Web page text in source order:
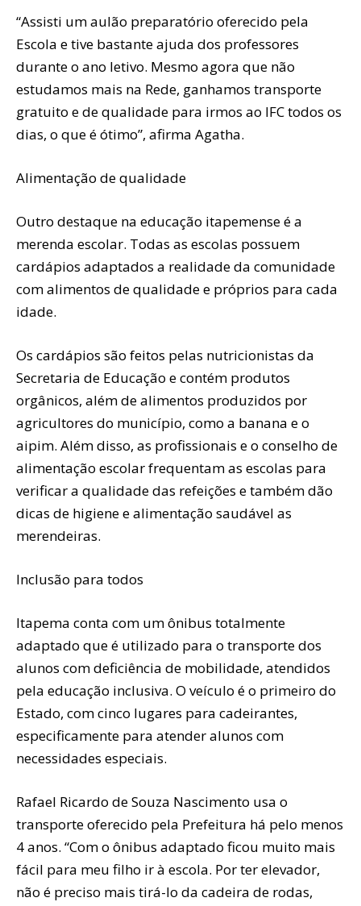
“Assisti um aulão preparatório oferecido pela
Escola e tive bastante ajuda dos professores
durante o ano letivo. Mesmo agora que não
estudamos mais na Rede, ganhamos transporte
gratuito e de qualidade para irmos ao IFC todos os
dias, o que é ótimo”, afirma Agatha.
Alimentação de qualidade
Outro destaque na educação itapemense é a
merenda escolar. Todas as escolas possuem
cardápios adaptados a realidade da comunidade
com alimentos de qualidade e próprios para cada
idade.
Os cardápios são feitos pelas nutricionistas da
Secretaria de Educação e contém produtos
orgânicos, além de alimentos produzidos por
agricultores do município, como a banana e o
aipim. Além disso, as profissionais e o conselho de
alimentação escolar frequentam as escolas para
verificar a qualidade das refeições e também dão
dicas de higiene e alimentação saudável as
merendeiras.
Inclusão para todos
Itapema conta com um ônibus totalmente
adaptado que é utilizado para o transporte dos
alunos com deficiência de mobilidade, atendidos
pela educação inclusiva. O veículo é o primeiro do
Estado, com cinco lugares para cadeirantes,
especificamente para atender alunos com
necessidades especiais.
Rafael Ricardo de Souza Nascimento usa o
transporte oferecido pela Prefeitura há pelo menos
4 anos. “Com o ônibus adaptado ficou muito mais
fácil para meu filho ir à escola. Por ter elevador,
não é preciso mais tirá-lo da cadeira de rodas,